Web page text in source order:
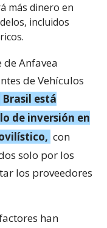
más dinero en
incluidos
Anfavea
de Vehículos
Brasil está
de inversión en
con
solo por los
los proveedores
han